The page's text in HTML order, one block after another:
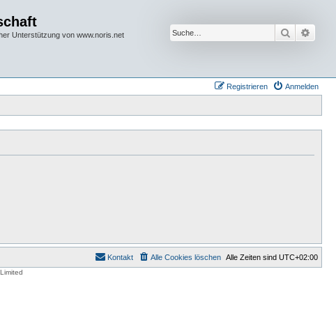
Unterstützung von www.noris.net Suche
Anmelden
Registrieren
Alle Zeiten sind UTC+02:00
Alle Cookies löschen
Kontakt